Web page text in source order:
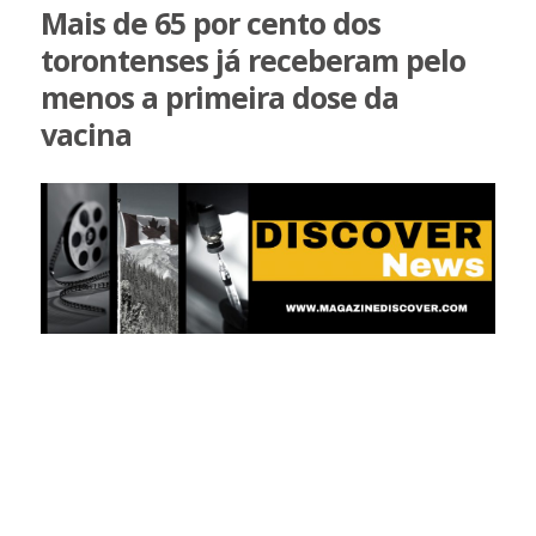
Mais de 65 por cento dos
torontenses já receberam pelo
menos a primeira dose da
vacina